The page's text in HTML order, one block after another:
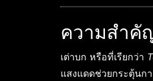
ความสำคั
เต่าบก หรือที่เรียกว่า
แสงแดดช่วยกระตุ้นก